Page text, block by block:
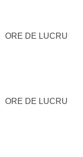
ORE DE LUCRU
ORE DE LUCRU